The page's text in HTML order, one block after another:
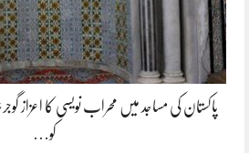
پاکستان کی مساجد میں محراب نویسی کا اعزاز
کو…